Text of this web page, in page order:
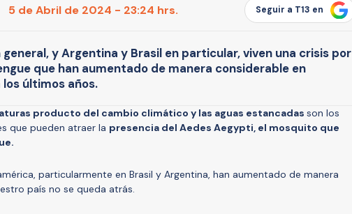
5 de Abril de 2024 - 23:24 hrs. Seguir a T13 en
general, y Argentina y Brasil en particular, viven una crisis por
que han aumentado de manera considerable en
últimos años.
producto del cambio climático y las aguas estancadas son los
que pueden atraer la presencia del Aedes Aegypti, el mosquito que
particularmente en Brasil y Argentina, han aumentado de manera
país no se queda atrás.